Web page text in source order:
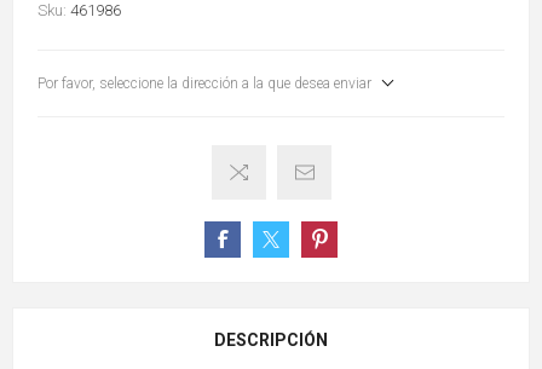
Sku: 461986
Por favor, seleccione la dirección a la que desea enviar
DESCRIPCIÓN